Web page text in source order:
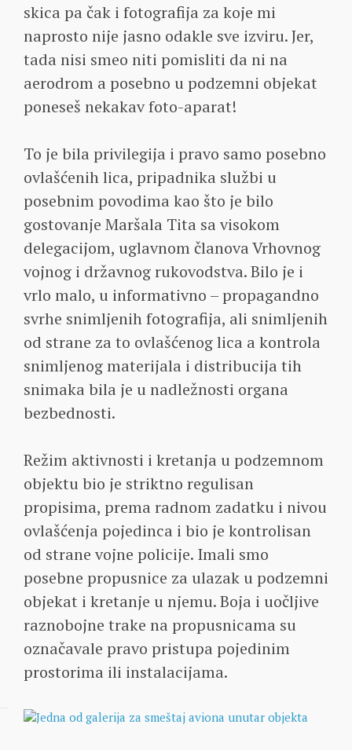
skica pa čak i fotografija za koje mi
naprosto nije jasno odakle sve izviru. Jer,
tada nisi smeo niti pomisliti da ni na
aerodrom a posebno u podzemni objekat
poneseš nekakav foto-aparat!
To je bila privilegija i pravo samo posebno
ovlašćenih lica, pripadnika službi u
posebnim povodima kao što je bilo
gostovanje Maršala Tita sa visokom
delegacijom, uglavnom članova Vrhovnog
vojnog i državnog rukovodstva. Bilo je i
vrlo malo, u informativno – propagandno
svrhe snimljenih fotografija, ali snimljenih
od strane za to ovlašćenog lica a kontrola
snimljenog materijala i distribucija tih
snimaka bila je u nadležnosti organa
bezbednosti.
Režim aktivnosti i kretanja u podzemnom
objektu bio je striktno regulisan
propisima, prema radnom zadatku i nivou
ovlašćenja pojedinca i bio je kontrolisan
od strane vojne policije. Imali smo
posebne propusnice za ulazak u podzemni
objekat i kretanje u njemu. Boja i uočljive
raznobojne trake na propusnicama su
označavale pravo pristupa pojedinim
prostorima ili instalacijama.